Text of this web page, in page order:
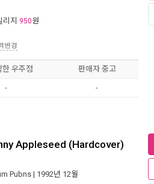
지 950원
변경
한 우주점 판매자 중고
- -
Appleseed (Hardcover)
Pubns| 1992년 12월